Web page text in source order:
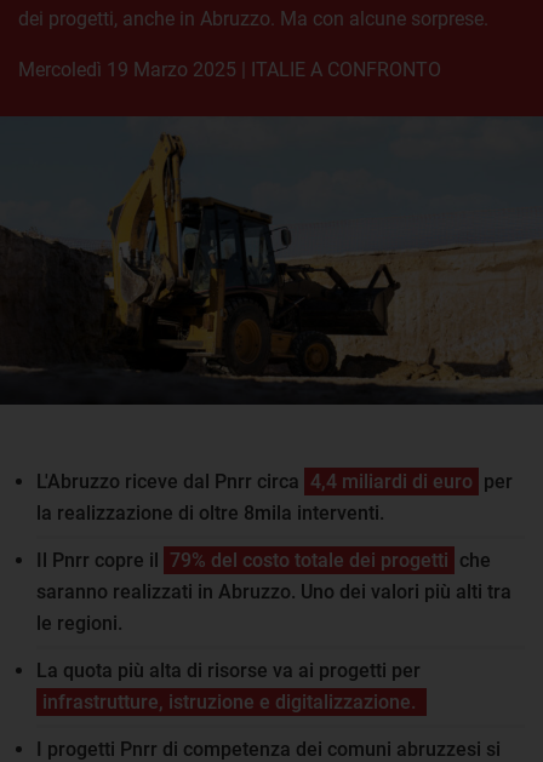
dei progetti, anche in Abruzzo. Ma con alcune sorprese.
mercoledì 19 Marzo 2025 | ITALIE A CONFRONTO
L'Abruzzo riceve dal Pnrr circa 4,4 miliardi di euro per
la realizzazione di oltre 8mila interventi.
Il Pnrr copre il 79% del costo totale dei progetti che
saranno realizzati in Abruzzo. Uno dei valori più alti tra
le regioni.
La quota più alta di risorse va ai progetti per
infrastrutture, istruzione e digitalizzazione.
I progetti Pnrr di competenza dei comuni abruzzesi si